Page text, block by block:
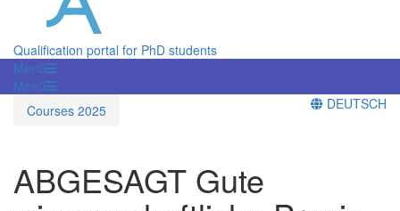
Qualification portal for PhD students
Menü
Menü
Courses 2025
DEUTSCH
ABGESAGT Gute